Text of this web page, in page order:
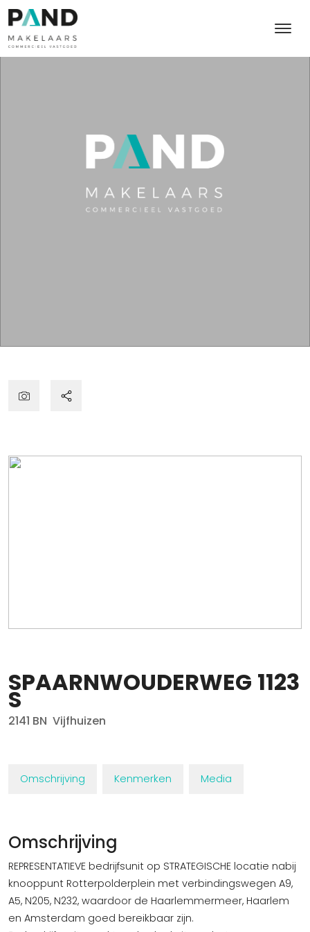
SPAARNWOUDERWEG 1123
S
2141 BN Vijfhuizen
Omschrijving Kenmerken Media
Omschrijving
REPRESENTATIEVE bedrijfsunit op STRATEGISCHE locatie nabij
knooppunt Rotterpolderplein met verbindingswegen A9,
A5, N205, N232, waardoor de Haarlemmermeer, Haarlem
en Amsterdam goed bereikbaar zijn.